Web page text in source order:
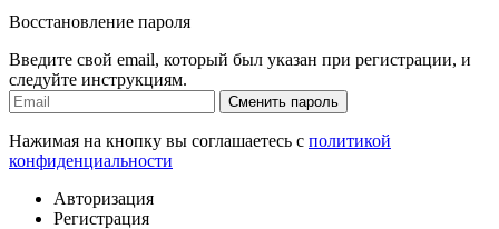
Восстановление пароля
Введите свой email, который был указан при регистрации, и
следуйте инструкциям.
Сменить пароль
Нажимая на кнопку вы соглашаетесь с политикой
конфиденциальности
Авторизация
Регистрация